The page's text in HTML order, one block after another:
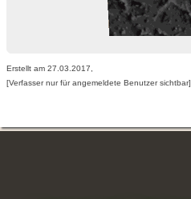
Erstellt am 27.03.2017,
[Verfasser nur für angemeldete Benutzer sichtbar]